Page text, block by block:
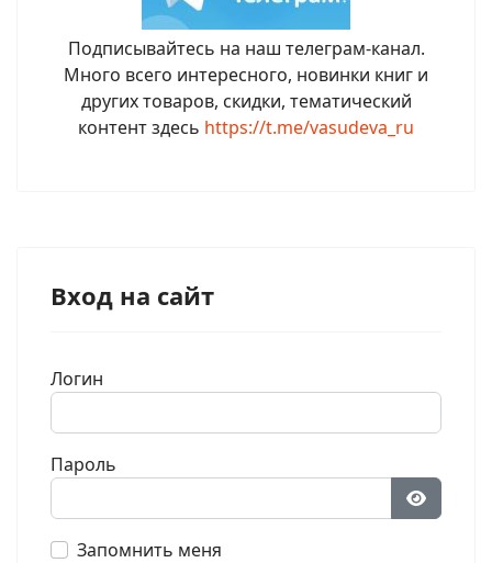
Подписывайтесь на наш телеграм-канал.
Много всего интересного, новинки книг и
других товаров, скидки, тематический
контент здесь https://t.me/vasudeva_ru
Вход на сайт
Логин
Пароль
Запомнить меня